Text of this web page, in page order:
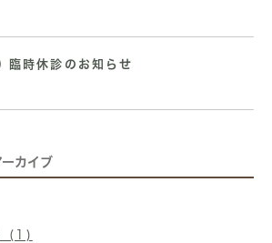
時休診のお知らせ
ーカイブ
(1)